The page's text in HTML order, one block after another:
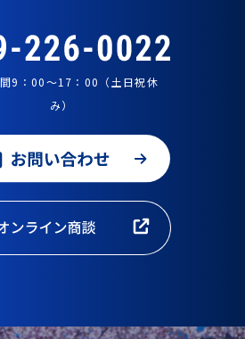
9：00～17：00（土日祝休
み）